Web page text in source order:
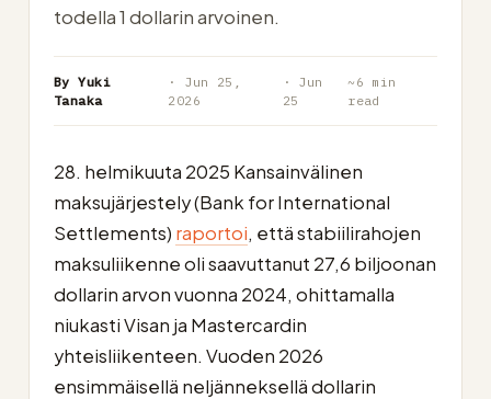
todella 1 dollarin arvoinen.
By Yuki
Tanaka
· Jun 25,
2026
· Jun
25
~6 min
read
28. helmikuuta 2025 Kansainvälinen
maksujärjestely (Bank for International
Settlements) raportoi, että stabiilirahojen
maksuliikenne oli saavuttanut 27,6 biljoonan
dollarin arvon vuonna 2024, ohittamalla
niukasti Visan ja Mastercardin
yhteisliikenteen. Vuoden 2026
ensimmäisellä neljänneksellä dollarin